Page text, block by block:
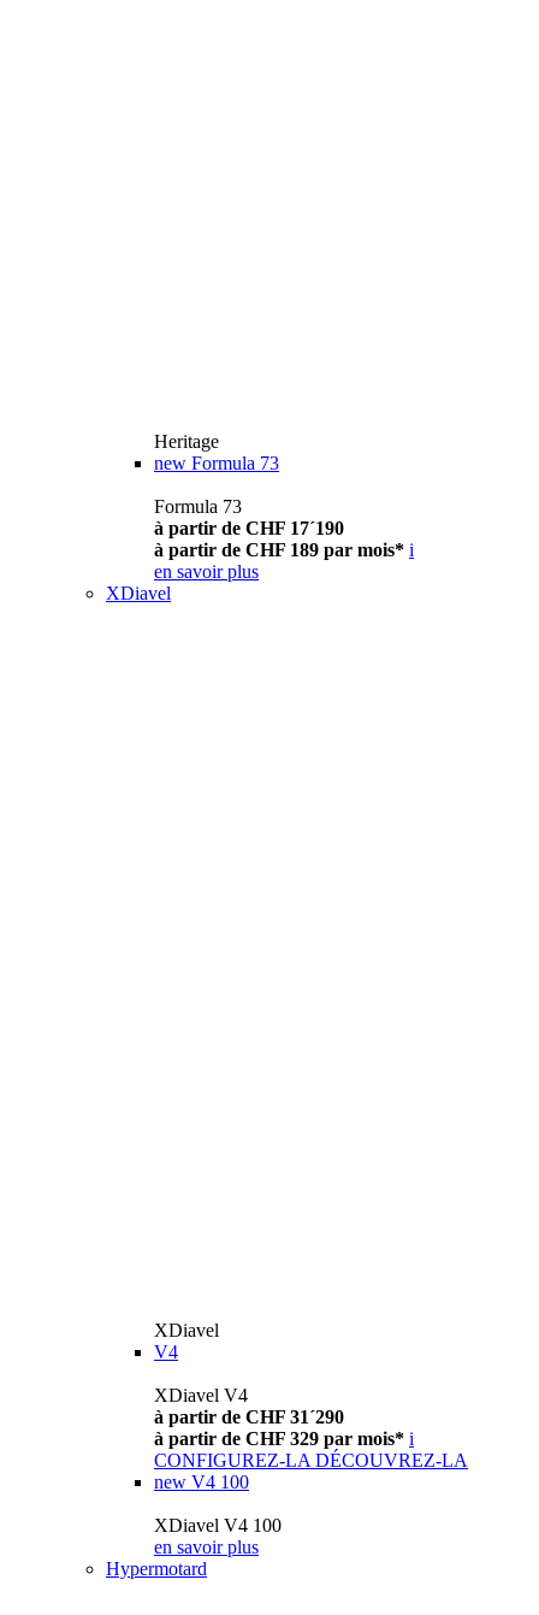
Heritage
new Formula 73
Formula 73
à partir de CHF 17´190
à partir de CHF 189 par mois* i
en savoir plus
XDiavel
XDiavel
V4
XDiavel V4
à partir de CHF 31´290
à partir de CHF 329 par mois* i
CONFIGUREZ-LA DÉCOUVREZ-LA
new V4 100
XDiavel V4 100
en savoir plus
Hypermotard